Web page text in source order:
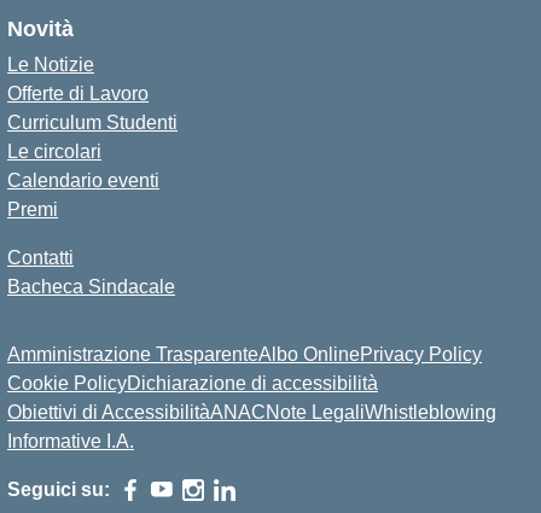
Novità
Le Notizie
Offerte di Lavoro
Curriculum Studenti
Le circolari
Calendario eventi
Premi
Contatti
Bacheca Sindacale
Amministrazione TrasparenteAlbo OnlinePrivacy Policy
Cookie PolicyDichiarazione di accessibilità
Obiettivi di AccessibilitàANACNote LegaliWhistleblowing
Informative I.A.
Seguici su: